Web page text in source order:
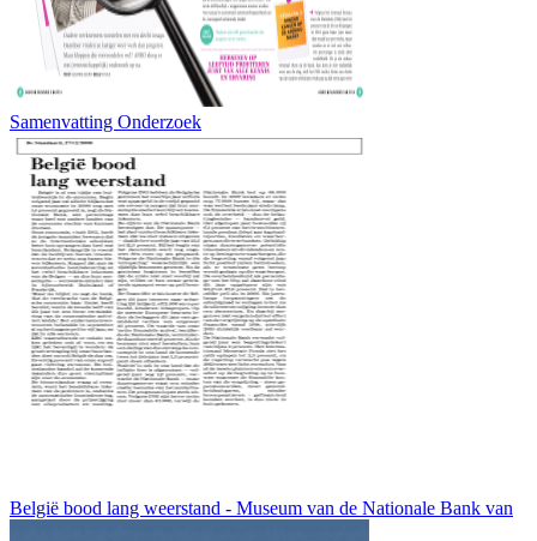
Samenvatting Onderzoek
België bood lang weerstand - Museum van de Nationale Bank van